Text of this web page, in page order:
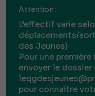
Attention :
L’effectif varie
déplacements/
des Jeunes)
Pour une
envoyer le dossier
pour connaître